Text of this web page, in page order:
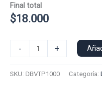
Final total
$18.000
-
Polo
+
SKU: DBVTP1000 Categoría: